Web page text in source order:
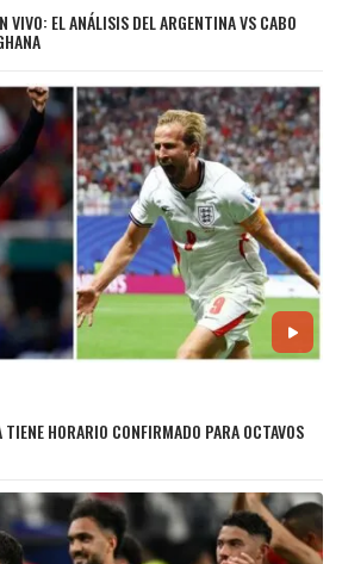
VIVO: EL ANÁLISIS DEL ARGENTINA VS CABO
TIENE HORARIO CONFIRMADO PARA OCTAVOS